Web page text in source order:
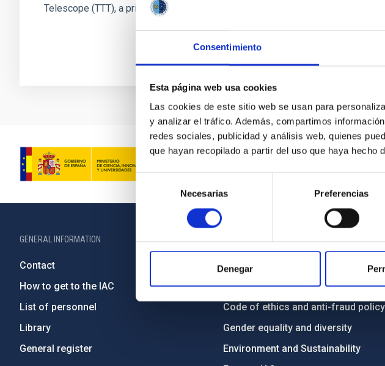
Consentimiento
Esta página web usa cookies
Las cookies de este sitio web se usan para
y analizar el tráfico. Además, compartimos
redes sociales, publicidad y análisis web, quienes
que hayan recopilado a partir del uso que haya hecho
Selección
consentimiento
Necesarias Preferencias
Denegar
Telescope (TTT), a private...
GENERAL INFORMATION
Contact
How to get to the IAC
List of personnel
Library
General register
ABOUT THE IAC
Legislation
Transparency
Code of ethics and anti-fraud policy
Gender equality and diversity
Environment and Sustainability